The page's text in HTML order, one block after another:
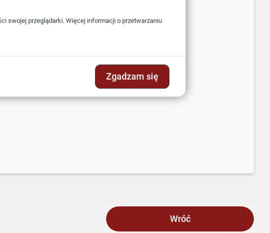
swojej przeglądarki. Więcej informacji o przetwarzaniu
Zgadzam się
Wróć